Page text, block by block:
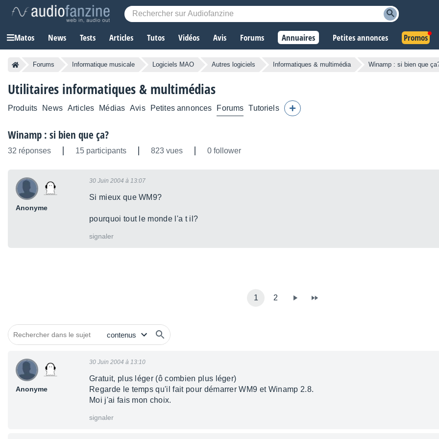
Matos News Tests Articles Tutos Vidéos Avis Forums Annuaires Petites annonces Promos
Forums Informatique musicale Logiciels MAO Autres logiciels Informatiques & multimédia Winamp : si bien que
Utilitaires informatiques & multimédias
Produits News Articles Médias Avis Petites annonces Forums Tutoriels
Winamp : si bien que ça?
32 réponses 15 participants 823 vues 0 follower
Anonyme
30 Juin 2004 à 13:07
Si mieux que WM9?
pourquoi tout le monde l'a t il?
signaler
1 2
Anonyme
30 Juin 2004 à 13:10
Gratuit, plus léger (ô combien plus léger)
Regarde le temps qu'il fait pour démarrer WM9 et Winamp 2.8.
Moi j'ai fais mon choix.
signaler